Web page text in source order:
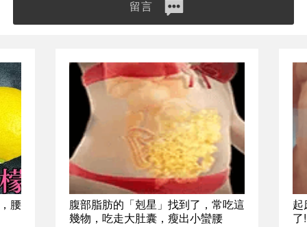
留言
腰
腹部脂肪的「剋星」找到了，常吃這
幾物，吃走大肚囊，瘦出小蠻腰
起
了